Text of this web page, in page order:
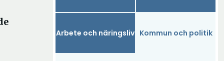
Arbete och näringsliv Kommun och politik